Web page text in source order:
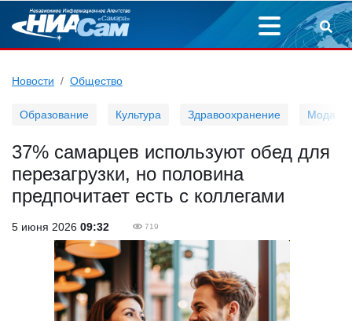
Новости Общество
Образование Культура Здравоохранение Мода
37% самарцев используют обед для
перезагрузки, но половина
предпочитает есть с коллегами
5 июня 2026 09:32 719